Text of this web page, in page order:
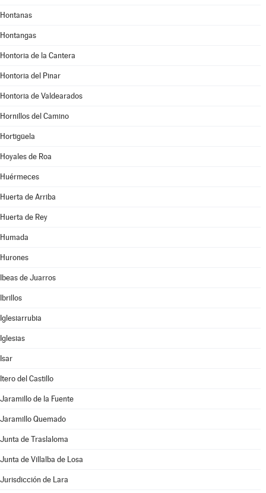
Hontanas
Hontangas
Hontoria de la Cantera
Hontoria del Pinar
Hontoria de Valdearados
Hornillos del Camino
Hortigüela
Hoyales de Roa
Huérmeces
Huerta de Arriba
Huerta de Rey
Humada
Hurones
Ibeas de Juarros
Ibrillos
Iglesiarrubia
Iglesias
Isar
Itero del Castillo
Jaramillo de la Fuente
Jaramillo Quemado
Junta de Traslaloma
Junta de Villalba de Losa
Jurisdicción de Lara